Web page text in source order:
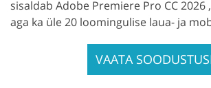
sisaldab Adobe Premiere Pro CC 2026
aga ka üle 20 loomingulise laua- ja
VAATA